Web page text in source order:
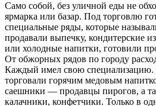
Само собой, без уличной еды не
ярмарка или базар. Под торговлю
специальные ряды, которые
продавали выпечку, кондитерские
или холодные напитки, готовили
От обжорных рядов по городу
Каждый имел свою
торговали горячим медовым
саешники — продавцы пирогов, а
калачники, конфетчики. Только в